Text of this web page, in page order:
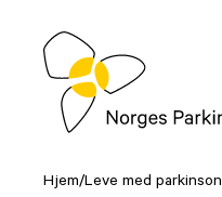
innhold
Hjem/Leve med parkinson